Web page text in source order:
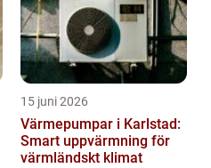
15 juni 2026
Värmepumpar i Karlstad:
Smart uppvärmning för
värmländskt klimat